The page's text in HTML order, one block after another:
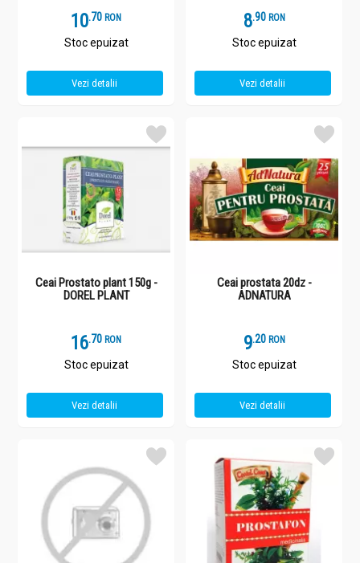
10.7 RON
Stoc epuizat
Vezi detalii
8.9 RON
Stoc epuizat
Vezi detalii
Ceai Prostato plant 150g -
DOREL PLANT
16.7 RON
Stoc epuizat
Vezi detalii
Ceai prostata 20dz -
ADNATURA
9.2 RON
Stoc epuizat
Vezi detalii